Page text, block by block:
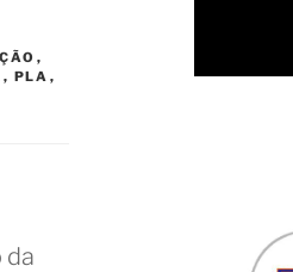
,
, PLA ,
da